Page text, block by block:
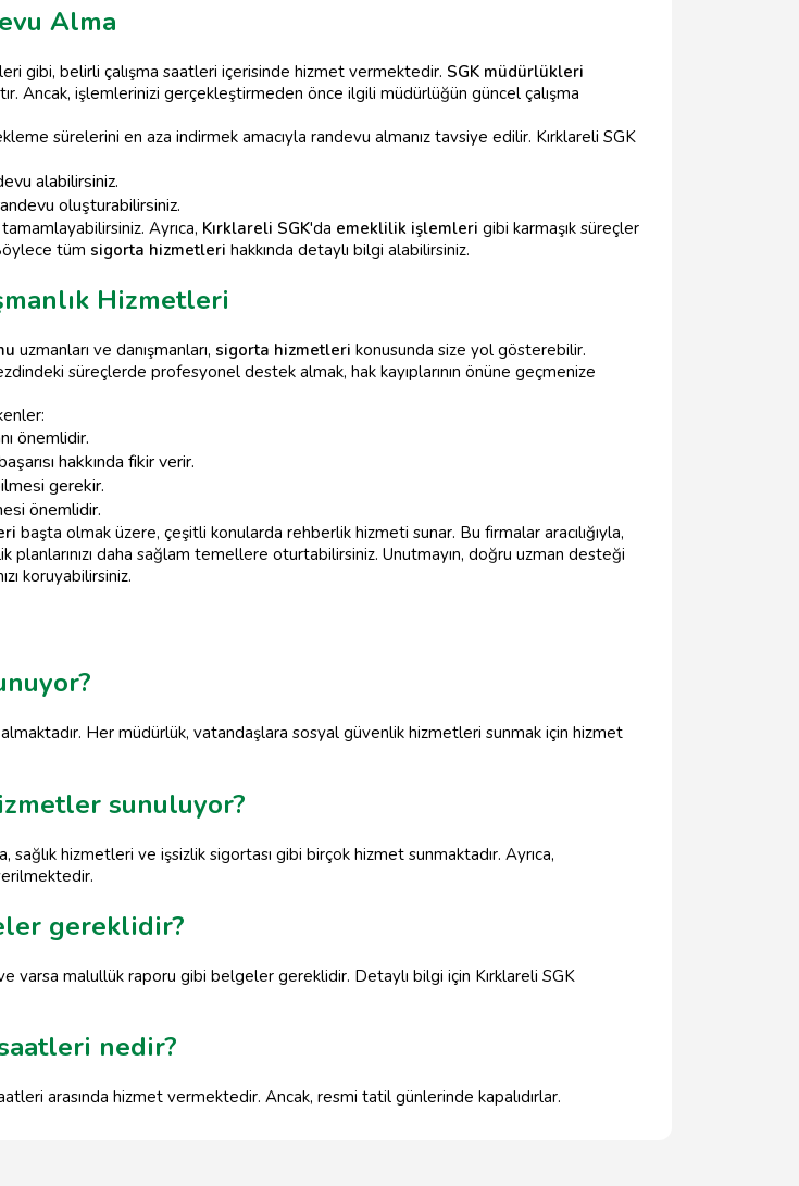
Alma
gibi, belirli çalışma saatleri içerisinde hizmet vermektedir. SGK müdürlükleri
Ancak, işlemlerinizi gerçekleştirmeden önce ilgili müdürlüğün güncel çalışma
sürelerini en aza indirmek amacıyla randevu almanız tavsiye edilir. Kırklareli SGK
alabilirsiniz.
oluşturabilirsiniz.
Ayrıca, Kırklareli SGK'da emeklilik işlemleri gibi karmaşık süreçler
tüm sigorta hizmetleri hakkında detaylı bilgi alabilirsiniz.
Hizmetleri
uzmanları ve danışmanları, sigorta hizmetleri konusunda size yol gösterebilir.
süreçlerde profesyonel destek almak, hak kayıplarının önüne geçmenize
önemlidir.
hakkında fikir verir.
gerekir.
önemlidir.
başta olmak üzere, çeşitli konularda rehberlik hizmeti sunar. Bu firmalar aracılığıyla,
daha sağlam temellere oturtabilirsiniz. Unutmayın, doğru uzman desteği
koruyabilirsiniz.
Her müdürlük, vatandaşlara sosyal güvenlik hizmetleri sunmak için hizmet
sunuluyor?
hizmetleri ve işsizlik sigortası gibi birçok hizmet sunmaktadır. Ayrıca,
gereklidir?
malullük raporu gibi belgeler gereklidir. Detaylı bilgi için Kırklareli SGK
nedir?
arasında hizmet vermektedir. Ancak, resmi tatil günlerinde kapalıdırlar.